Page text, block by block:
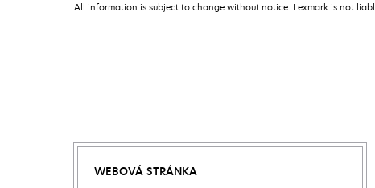
All information is subject to change without notice. Lexmark is not
WEBOVÁ STRÁNKA